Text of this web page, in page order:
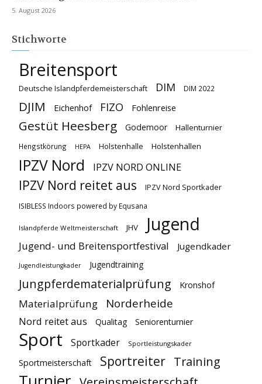
5. August 2026
Stichworte
Breitensport
Deutsche Islandpferdemeisterschaft DIM DIM 2022
DJIM Eichenhof FIZO Fohlenreise
Gestüt Heesberg Godemoor Hallenturnier
Hengstkörung HEPA Holstenhalle Holstenhallen
IPZV Nord IPZV NORD ONLINE
IPZV Nord reitet aus IPZV Nord Sportkader
ISIBLESS Indoors powered by Equsana
Islandpferde Weltmeisterschaft JHV Jugend
Jugend- und Breitensportfestival Jugendkader
Jugendleistungkader Jugendtraining
Jungpferdematerialprüfung Kronshof
Materialprüfung Norderheide
Nord reitet aus Qualitag Seniorenturnier
Sport Sportkader Sportleistungskader
Sportmeisterschaft Sportreiter Training